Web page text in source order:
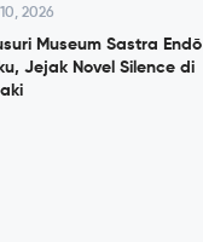
2026
Museum Sastra Endō
Jejak Novel Silence di